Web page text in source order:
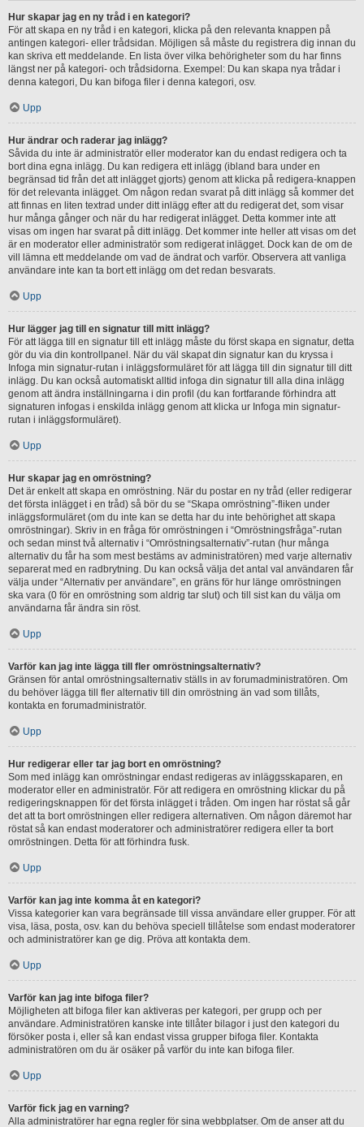
Hur skapar jag en ny tråd i en kategori?
För att skapa en ny tråd i en kategori, klicka på den relevanta knappen på
antingen kategori- eller trådsidan. Möjligen så måste du registrera dig innan du
kan skriva ett meddelande. En lista över vilka behörigheter som du har finns
längst ner på kategori- och trådsidorna. Exempel: Du kan skapa nya trådar i
denna kategori, Du kan bifoga filer i denna kategori, osv.
Upp
Hur ändrar och raderar jag inlägg?
Såvida du inte är administratör eller moderator kan du endast redigera och ta
bort dina egna inlägg. Du kan redigera ett inlägg (ibland bara under en
begränsad tid från det att inlägget gjorts) genom att klicka på redigera-knappen
för det relevanta inlägget. Om någon redan svarat på ditt inlägg så kommer det
att finnas en liten textrad under ditt inlägg efter att du redigerat det, som visar
hur många gånger och när du har redigerat inlägget. Detta kommer inte att
visas om ingen har svarat på ditt inlägg. Det kommer inte heller att visas om det
är en moderator eller administratör som redigerat inlägget. Dock kan de om de
vill lämna ett meddelande om vad de ändrat och varför. Observera att vanliga
användare inte kan ta bort ett inlägg om det redan besvarats.
Upp
Hur lägger jag till en signatur till mitt inlägg?
För att lägga till en signatur till ett inlägg måste du först skapa en signatur, detta
gör du via din kontrollpanel. När du väl skapat din signatur kan du kryssa i
Infoga min signatur-rutan i inläggsformuläret för att lägga till din signatur till ditt
inlägg. Du kan också automatiskt alltid infoga din signatur till alla dina inlägg
genom att ändra inställningarna i din profil (du kan fortfarande förhindra att
signaturen infogas i enskilda inlägg genom att klicka ur Infoga min signatur-
rutan i inläggsformuläret).
Upp
Hur skapar jag en omröstning?
Det är enkelt att skapa en omröstning. När du postar en ny tråd (eller redigerar
det första inlägget i en tråd) så bör du se “Skapa omröstning”-fliken under
inläggsformuläret (om du inte kan se detta har du inte behörighet att skapa
omröstningar). Skriv in en fråga för omröstningen i “Omröstningsfråga”-rutan
och sedan minst två alternativ i “Omröstningsalternativ”-rutan (hur många
alternativ du får ha som mest bestäms av administratören) med varje alternativ
separerat med en radbrytning. Du kan också välja det antal val användaren får
välja under “Alternativ per användare”, en gräns för hur länge omröstningen
ska vara (0 för en omröstning som aldrig tar slut) och till sist kan du välja om
användarna får ändra sin röst.
Upp
Varför kan jag inte lägga till fler omröstningsalternativ?
Gränsen för antal omröstningsalternativ ställs in av forumadministratören. Om
du behöver lägga till fler alternativ till din omröstning än vad som tillåts,
kontakta en forumadministratör.
Upp
Hur redigerar eller tar jag bort en omröstning?
Som med inlägg kan omröstningar endast redigeras av inläggsskaparen, en
moderator eller en administratör. För att redigera en omröstning klickar du på
redigeringsknappen för det första inlägget i tråden. Om ingen har röstat så går
det att ta bort omröstningen eller redigera alternativen. Om någon däremot har
röstat så kan endast moderatorer och administratörer redigera eller ta bort
omröstningen. Detta för att förhindra fusk.
Upp
Varför kan jag inte komma åt en kategori?
Vissa kategorier kan vara begränsade till vissa användare eller grupper. För att
visa, läsa, posta, osv. kan du behöva speciell tillåtelse som endast moderatorer
och administratörer kan ge dig. Pröva att kontakta dem.
Upp
Varför kan jag inte bifoga filer?
Möjligheten att bifoga filer kan aktiveras per kategori, per grupp och per
användare. Administratören kanske inte tillåter bilagor i just den kategori du
försöker posta i, eller så kan endast vissa grupper bifoga filer. Kontakta
administratören om du är osäker på varför du inte kan bifoga filer.
Upp
Varför fick jag en varning?
Alla administratörer har egna regler för sina webbplatser. Om de anser att du